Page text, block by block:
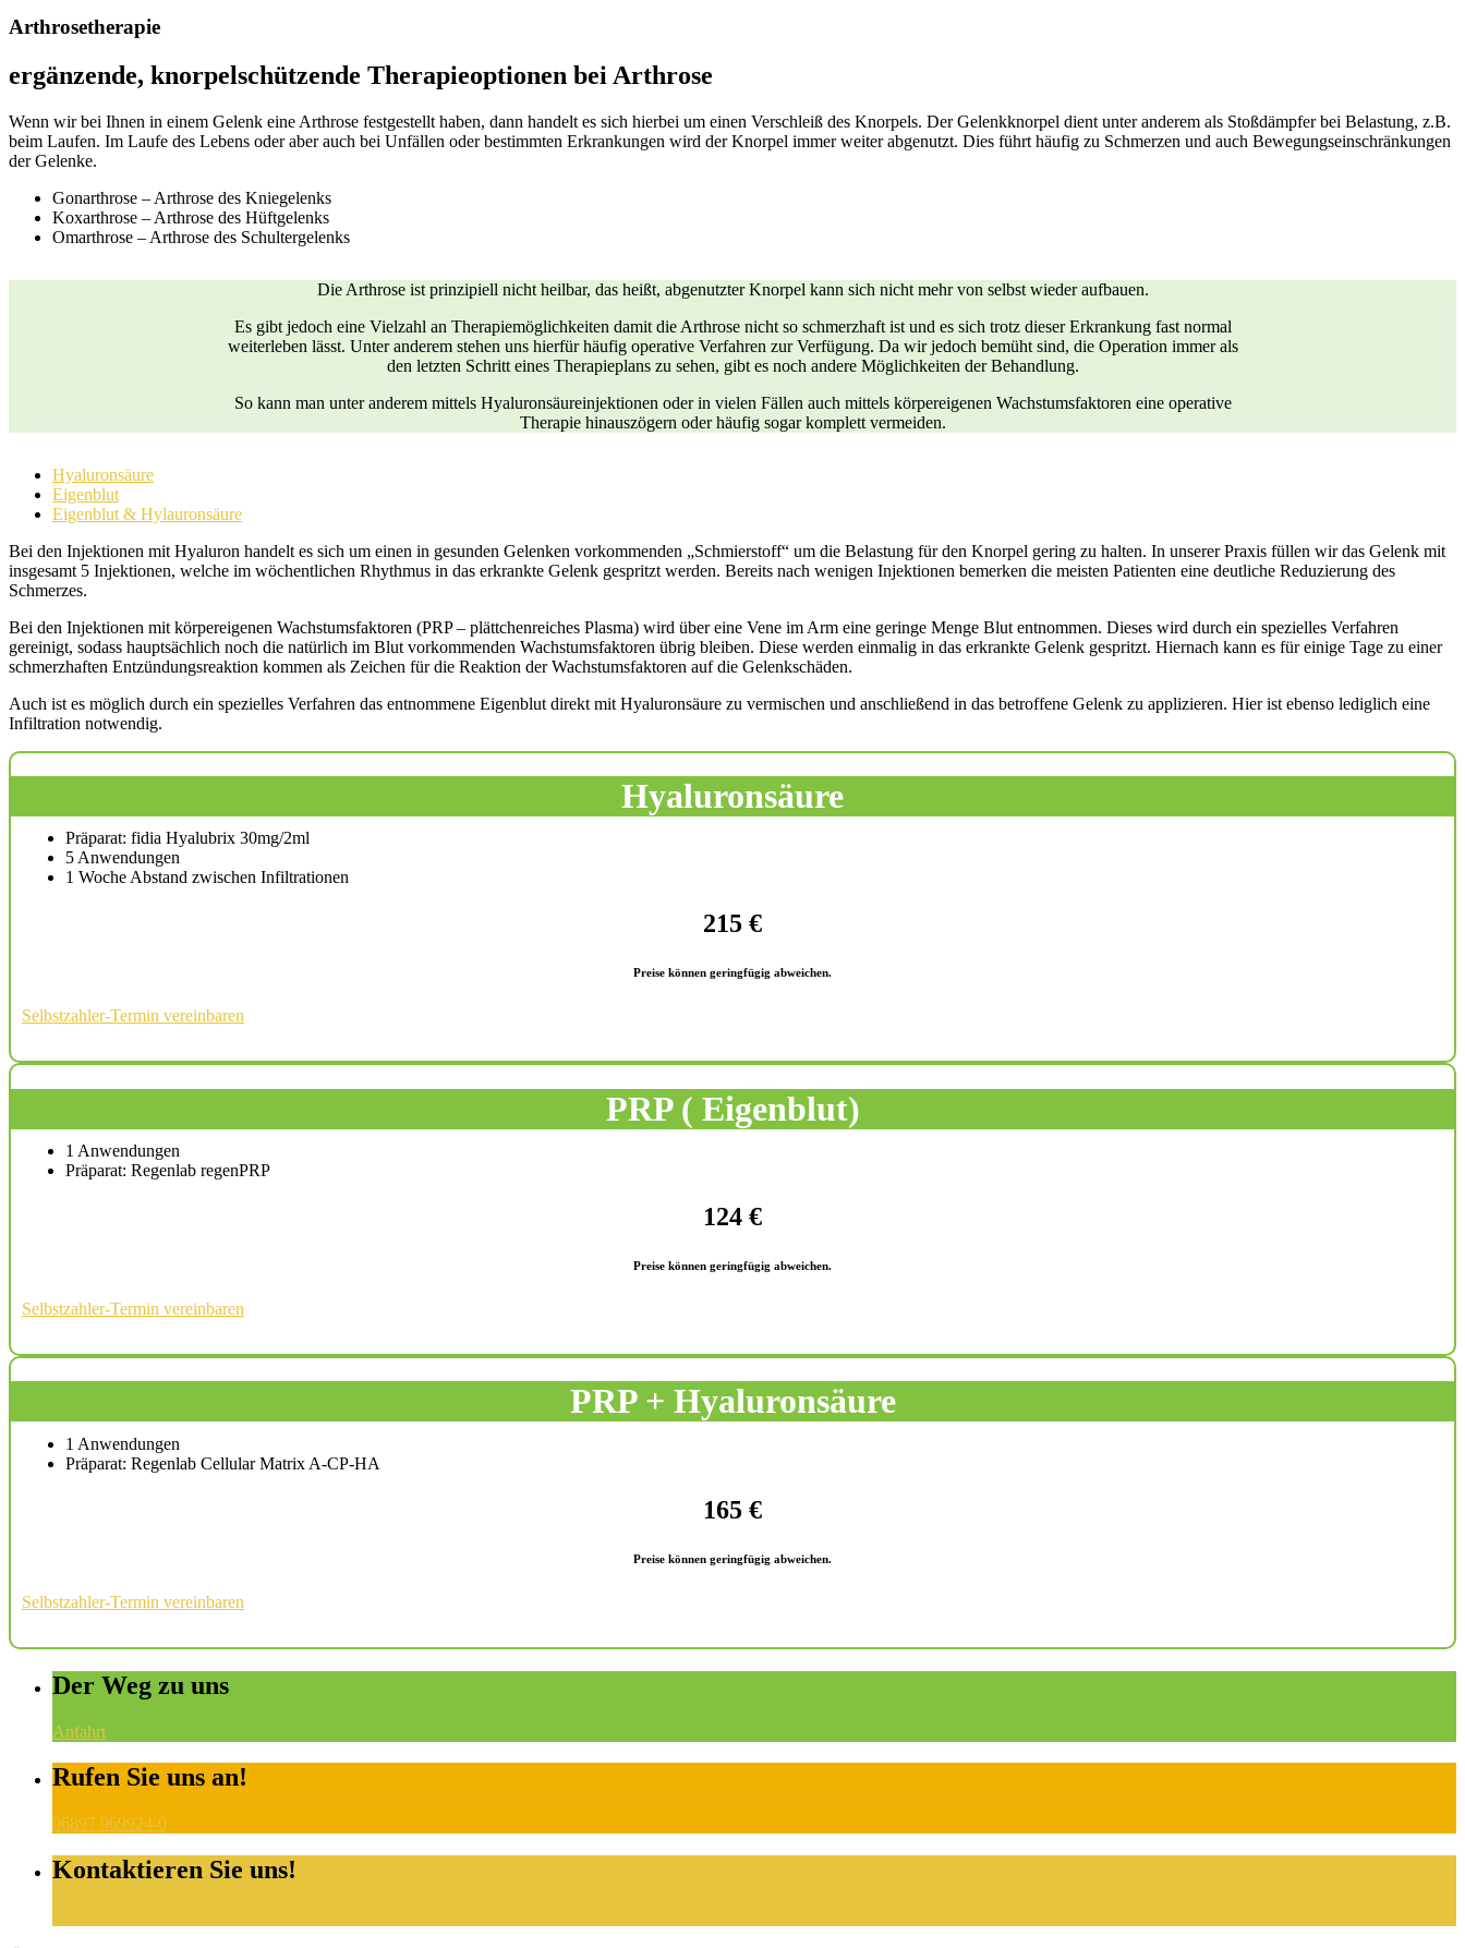
Arthrosetherapie
ergänzende, knorpelschützende Therapieoptionen bei Arthrose
Wenn wir bei Ihnen in einem Gelenk eine Arthrose festgestellt haben, dann handelt es sich hierbei um einen Verschleiß des Knorpels. Der Gelenkknorpel dient unter anderem als Stoßdämpfer bei Belastung, z.B.
beim Laufen. Im Laufe des Lebens oder aber auch bei Unfällen oder bestimmten Erkrankungen wird der Knorpel immer weiter abgenutzt. Dies führt häufig zu Schmerzen und auch Bewegungseinschränkungen
der Gelenke.
Gonarthrose – Arthrose des Kniegelenks
Koxarthrose – Arthrose des Hüftgelenks
Omarthrose – Arthrose des Schultergelenks
Die Arthrose ist prinzipiell nicht heilbar, das heißt, abgenutzter Knorpel kann sich nicht mehr von selbst wieder aufbauen.
Es gibt jedoch eine Vielzahl an Therapiemöglichkeiten damit die Arthrose nicht so schmerzhaft ist und es sich trotz dieser Erkrankung fast normal
weiterleben lässt. Unter anderem stehen uns hierfür häufig operative Verfahren zur Verfügung. Da wir jedoch bemüht sind, die Operation immer als
den letzten Schritt eines Therapieplans zu sehen, gibt es noch andere Möglichkeiten der Behandlung.
So kann man unter anderem mittels Hyaluronsäureinjektionen oder in vielen Fällen auch mittels körpereigenen Wachstumsfaktoren eine operative
Therapie hinauszögern oder häufig sogar komplett vermeiden.
Hyaluronsäure
Eigenblut
Eigenblut & Hylauronsäure
Bei den Injektionen mit Hyaluron handelt es sich um einen in gesunden Gelenken vorkommenden „Schmierstoff“ um die Belastung für den Knorpel gering zu halten. In unserer Praxis füllen wir das Gelenk mit
insgesamt 5 Injektionen, welche im wöchentlichen Rhythmus in das erkrankte Gelenk gespritzt werden. Bereits nach wenigen Injektionen bemerken die meisten Patienten eine deutliche Reduzierung des
Schmerzes.
Bei den Injektionen mit körpereigenen Wachstumsfaktoren (PRP – plättchenreiches Plasma) wird über eine Vene im Arm eine geringe Menge Blut entnommen. Dieses wird durch ein spezielles Verfahren
gereinigt, sodass hauptsächlich noch die natürlich im Blut vorkommenden Wachstumsfaktoren übrig bleiben. Diese werden einmalig in das erkrankte Gelenk gespritzt. Hiernach kann es für einige Tage zu einer
schmerzhaften Entzündungsreaktion kommen als Zeichen für die Reaktion der Wachstumsfaktoren auf die Gelenkschäden.
Auch ist es möglich durch ein spezielles Verfahren das entnommene Eigenblut direkt mit Hyaluronsäure zu vermischen und anschließend in das betroffene Gelenk zu applizieren. Hier ist ebenso lediglich eine
Infiltration notwendig.
Hyaluronsäure
Präparat: fidia Hyalubrix 30mg/2ml
5 Anwendungen
1 Woche Abstand zwischen Infiltrationen
215 €
Preise können geringfügig abweichen.
Selbstzahler-Termin vereinbaren
PRP ( Eigenblut)
1 Anwendungen
Präparat: Regenlab regenPRP
124 €
Preise können geringfügig abweichen.
Selbstzahler-Termin vereinbaren
PRP + Hyaluronsäure
1 Anwendungen
Präparat: Regenlab Cellular Matrix A-CP-HA
165 €
Preise können geringfügig abweichen.
Selbstzahler-Termin vereinbaren
Der Weg zu uns
Anfahrt
Rufen Sie uns an!
06897 969924-0
Kontaktieren Sie uns!